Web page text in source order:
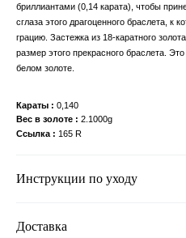
бриллиантами (0,14 карата), чтобы
сглаза этого драгоценного браслета, к
грацию. Застежка из 18-каратного
размер этого прекрасного браслета.
белом золоте.
Караты
0,140
Вес в золоте
2.1000g
Ссылка
165 R
Инструкции по уходу
Доставка